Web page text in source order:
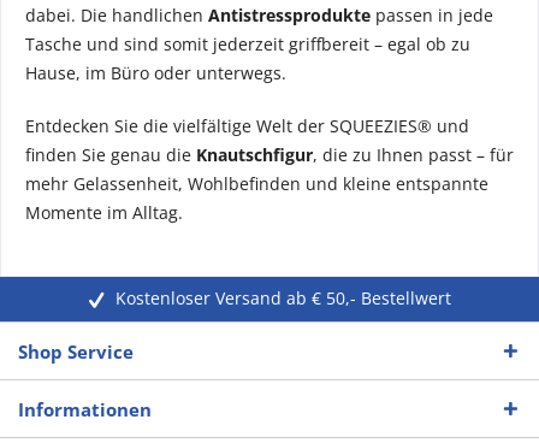
dabei. Die handlichen Antistressprodukte passen in jede
Tasche und sind somit jederzeit griffbereit – egal ob zu
Hause, im Büro oder unterwegs.
Entdecken Sie die vielfältige Welt der SQUEEZIES® und
finden Sie genau die Knautschfigur, die zu Ihnen passt – für
mehr Gelassenheit, Wohlbefinden und kleine entspannte
Momente im Alltag.
Kostenloser Versand ab € 50,- Bestellwert
Shop Service
Informationen